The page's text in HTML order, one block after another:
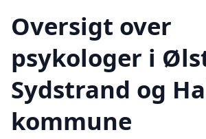
Oversigt over
psykologer i
Sydstrand og
kommune